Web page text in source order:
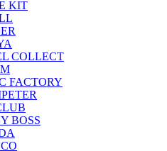
KIT
COLLECT
FACTORY
BOSS